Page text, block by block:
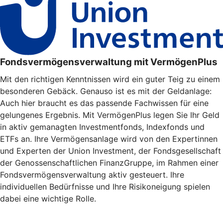
Fondsvermögensverwaltung mit VermögenPlus
Mit den richtigen Kenntnissen wird ein guter Teig zu einem
besonderen Gebäck. Genauso ist es mit der Geldanlage:
Auch hier braucht es das passende Fachwissen für eine
gelungenes Ergebnis. Mit VermögenPlus legen Sie Ihr Geld
in aktiv gemanagten Investmentfonds, Indexfonds und
ETFs an. Ihre Vermögensanlage wird von den Expertinnen
und Experten der Union Investment, der Fondsgesellschaft
der Genossenschaftlichen FinanzGruppe, im Rahmen einer
Fondsvermögensverwaltung aktiv gesteuert. Ihre
individuellen Bedürfnisse und Ihre Risikoneigung spielen
dabei eine wichtige Rolle.